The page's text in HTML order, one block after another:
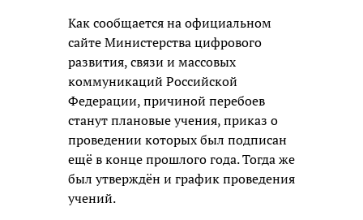
Как сообщается на официальном
сайте Министерства цифрового
развития, связи и массовых
коммуникаций Российской
Федерации, причиной перебоев
станут плановые учения, приказ о
проведении которых был подписан
ещё в конце прошлого года. Тогда же
был утверждён и график проведения
учений.